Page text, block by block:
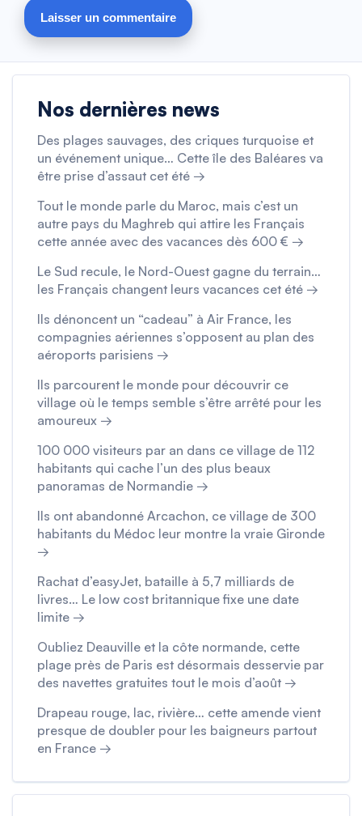
Nos dernières news
Des plages sauvages, des criques turquoise et
un événement unique… Cette île des Baléares va
être prise d’assaut cet été →
Tout le monde parle du Maroc, mais c’est un
autre pays du Maghreb qui attire les Français
cette année avec des vacances dès 600 € →
Le Sud recule, le Nord-Ouest gagne du terrain…
les Français changent leurs vacances cet été →
Ils dénoncent un “cadeau” à Air France, les
compagnies aériennes s’opposent au plan des
aéroports parisiens →
Ils parcourent le monde pour découvrir ce
village où le temps semble s’être arrêté pour les
amoureux →
100 000 visiteurs par an dans ce village de 112
habitants qui cache l’un des plus beaux
panoramas de Normandie →
Ils ont abandonné Arcachon, ce village de 300
habitants du Médoc leur montre la vraie Gironde
→
Rachat d’easyJet, bataille à 5,7 milliards de
livres… Le low cost britannique fixe une date
limite →
Oubliez Deauville et la côte normande, cette
plage près de Paris est désormais desservie par
des navettes gratuites tout le mois d’août →
Drapeau rouge, lac, rivière… cette amende vient
presque de doubler pour les baigneurs partout
en France →